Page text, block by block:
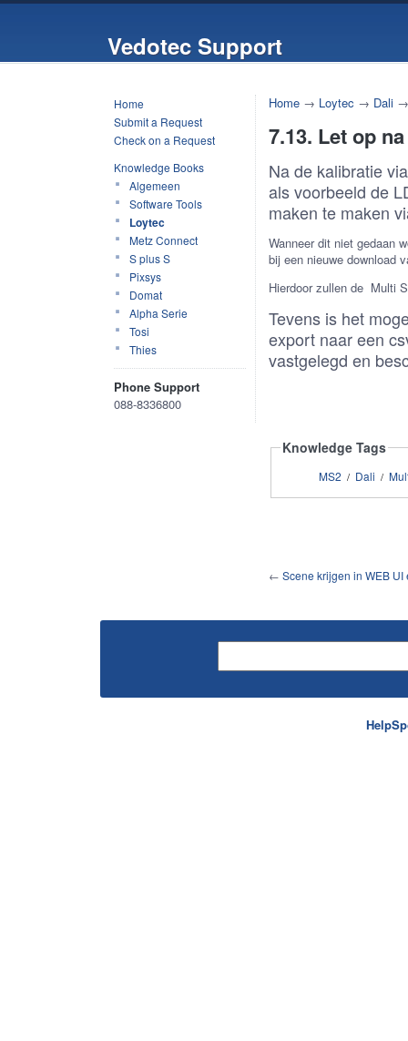
Vedotec Support
Home
Submit a Request
Check on a Request
Knowledge Books
Algemeen
Software Tools
Loytec
Metz Connect
S plus S
Pixsys
Domat
Alpha Serie
Tosi
Thies
Phone Support
088-8336800
Home → Loytec → Dali
7.13. Let op
Na de kalibratie
als voorbeeld de
maken te maken
Wanneer dit niet gedaan
bij een nieuwe download
Hierdoor zullen de Multi
Tevens is het
export naar een
vastgelegd en
Knowledge Tags
MS2 / Dali /
← Scene krijgen in WEB